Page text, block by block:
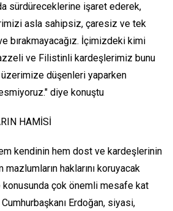
da sürdüreceklerine işaret ederek,
asla sahipsiz, çaresiz ve tek
bırakmayacağız. İçimizdeki kimi
ve Filistinli kardeşlerimiz bunu
düşenleri yaparken
diye konuştu
HAMİSİ
kendinin hem dost ve kardeşlerinin
haklarını koruyacak
çok önemli mesafe kat
Erdoğan, siyasi,